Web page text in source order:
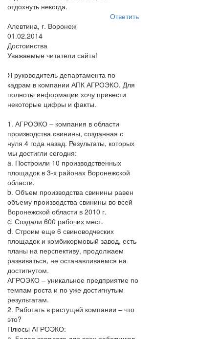
отдохнуть некогда.
Ответить
Алевтина, г. Воронеж
01.02.2014
Достоинства
Уважаемые читатели сайта!
Я руководитель департамента по
кадрам в компании АПК АГРОЭКО. Для
полноты информации хочу привести
некоторые цифры и факты.
1. АГРОЭКО – компания в области
производства свинины, созданная с
нуля 4 года назад. Результаты, которых
мы достигли сегодня:
a. Построили 10 производственных
площадок в 3-х районах Воронежской
области.
b. Объем производства свинины равен
объему производства свинины во всей
Воронежской области в 2010 г.
c. Создали 600 рабочих мест.
d. Строим еще 6 свиноводческих
площадок и комбикормовый завод, есть
планы на перспективу, продолжаем
развиваться, не останавливаемся на
достигнутом.
АГРОЭКО – уникальное предприятие по
темпам роста и по уже достигнутым
результатам.
2. Работать в растущей компании – что
это?
Плюсы АГРОЭКО: